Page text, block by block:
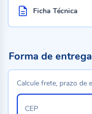
Ficha Técnica
Forma de entrega
Calcule frete, prazo de
CEP